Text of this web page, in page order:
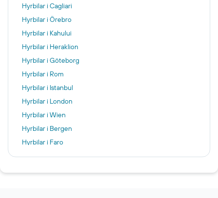
Hyrbilar i Cagliari
Hyrbilar i Örebro
Hyrbilar i Kahului
Hyrbilar i Heraklion
Hyrbilar i Göteborg
Hyrbilar i Rom
Hyrbilar i Istanbul
Hyrbilar i London
Hyrbilar i Wien
Hyrbilar i Bergen
Hyrbilar i Faro
Hyrbilar i Dubai